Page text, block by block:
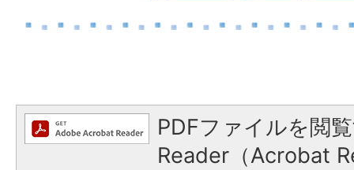
PDFファイルを閲
Reader（Acrobat